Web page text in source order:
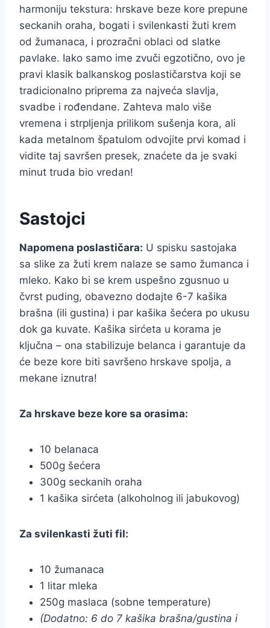
harmoniju tekstura: hrskave beze kore prepune
seckanih oraha, bogati i svilenkasti žuti krem
od žumanaca, i prozračni oblaci od slatke
pavlake. Iako samo ime zvuči egzotično, ovo je
pravi klasik balkanskog poslastičarstva koji se
tradicionalno priprema za najveća slavlja,
svadbe i rođendane. Zahteva malo više
vremena i strpljenja prilikom sušenja kora, ali
kada metalnom špatulom odvojite prvi komad i
vidite taj savršen presek, znaćete da je svaki
minut truda bio vredan!
Sastojci
Napomena poslastičara: U spisku sastojaka
sa slike za žuti krem nalaze se samo žumanca i
mleko. Kako bi se krem uspešno zgusnuo u
čvrst puding, obavezno dodajte 6-7 kašika
brašna (ili gustina) i par kašika šećera po ukusu
dok ga kuvate. Kašika sirćeta u korama je
ključna – ona stabilizuje belanca i garantuje da
će beze kore biti savršeno hrskave spolja, a
mekane iznutra!
Za hrskave beze kore sa orasima:
10 belanaca
500g šećera
300g seckanih oraha
1 kašika sirćeta (alkoholnog ili jabukovog)
Za svilenkasti žuti fil:
10 žumanaca
1 litar mleka
250g maslaca (sobne temperature)
(Dodatno: 6 do 7 kašika brašna/gustina i